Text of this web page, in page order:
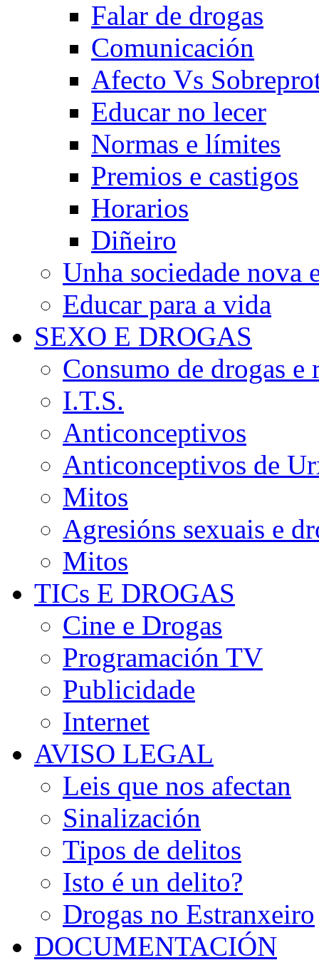
Falar de drogas
Comunicación
Afecto Vs
Educar no lecer
Normas e límites
Premios e castigos
Horarios
Diñeiro
Unha sociedade nova
Educar para a vida
SEXO E DROGAS
Consumo de drogas e
I.T.S.
Anticonceptivos
Anticonceptivos de
Mitos
Agresións sexuais e
Mitos
TICs E DROGAS
Cine e Drogas
Programación TV
Publicidade
Internet
AVISO LEGAL
Leis que nos afectan
Sinalización
Tipos de delitos
Isto é un delito?
Drogas no Estranxeiro
DOCUMENTACIÓN